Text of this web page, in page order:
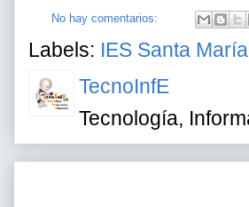
No hay comentarios:
Labels: IES Santa
TecnoInfE
Tecnología,